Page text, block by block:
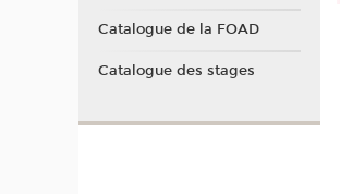
Catalogue de la FOAD
Catalogue des stages